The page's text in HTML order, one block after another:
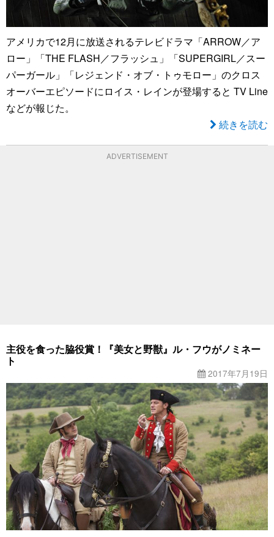
アメリカで12月に放送されるテレビドラマ「ARROW／ア
ロー」「THE FLASH／フラッシュ」「SUPERGIRL／スー
パーガール」「レジェンド・オブ・トゥモロー」のクロス
オーバーエピソードにロイス・レインが登場すると TV Line
などが報じた。
続きを読む
ADVERTISEMENT
主役を食った脇役賞！『美女と野獣』ル・フウがノミネー
ト
2017年7月19日